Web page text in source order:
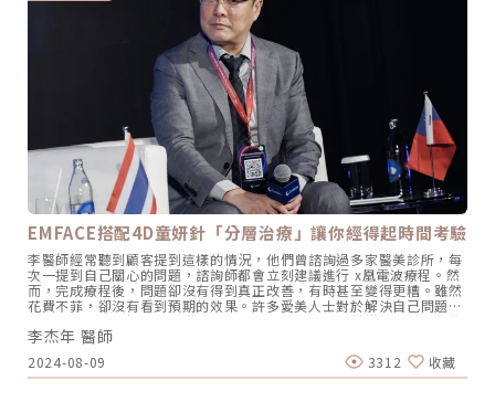
EMFACE搭配4D童妍針「分層治療」讓你經得起時間考驗
李醫師經常聽到顧客提到這樣的情況，他們曾諮詢過多家醫美診所，每
次一提到自己關心的問題，諮詢師都會立刻建議進行 x凰電波療程。然
而，完成療程後，問題卻沒有得到真正改善，有時甚至變得更糟。雖然
花費不菲，卻沒有看到預期的效果。許多愛美人士對於解決自己問題的
合適療程缺乏了解，若再碰上以利益為導向的診所提供錯誤建議，往往
會陷入兩敗俱傷的困境。圖為李醫師代表台灣與各國醫師分享海芙音波
媚必提Ultraformer MPT使用經驗 / 圖片來源 杰膚美診所你應該知道的
「分層治療」正確觀念長年投入新進醫師教育訓練以及擔任原廠認證講
師的李杰年院長表示：「求美者過去碰到治療不到位的情況，具體了解
李杰年 醫師
2024-08-09 3312 收藏